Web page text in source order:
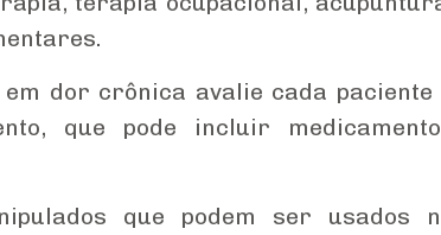
dor crônica avalie cada paciente
que pode incluir
que podem ser usados